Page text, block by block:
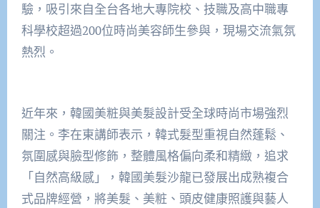
驗，吸引來自全台各地大專院校、技職及高中職專
科學校超過200位時尚美容師生參與，現場交流氣氛
熱烈。
近年來，韓國美粧與美髮設計受全球時尚市場強烈
關注。李在東講師表示，韓式髮型重視自然蓬鬆、
氛圍感與臉型修飾，整體風格偏向柔和精緻，追求
「自然高級感」，韓國美髮沙龍已發展出成熟複合
式品牌經營，將美髮、美粧、頭皮健康照護與藝人